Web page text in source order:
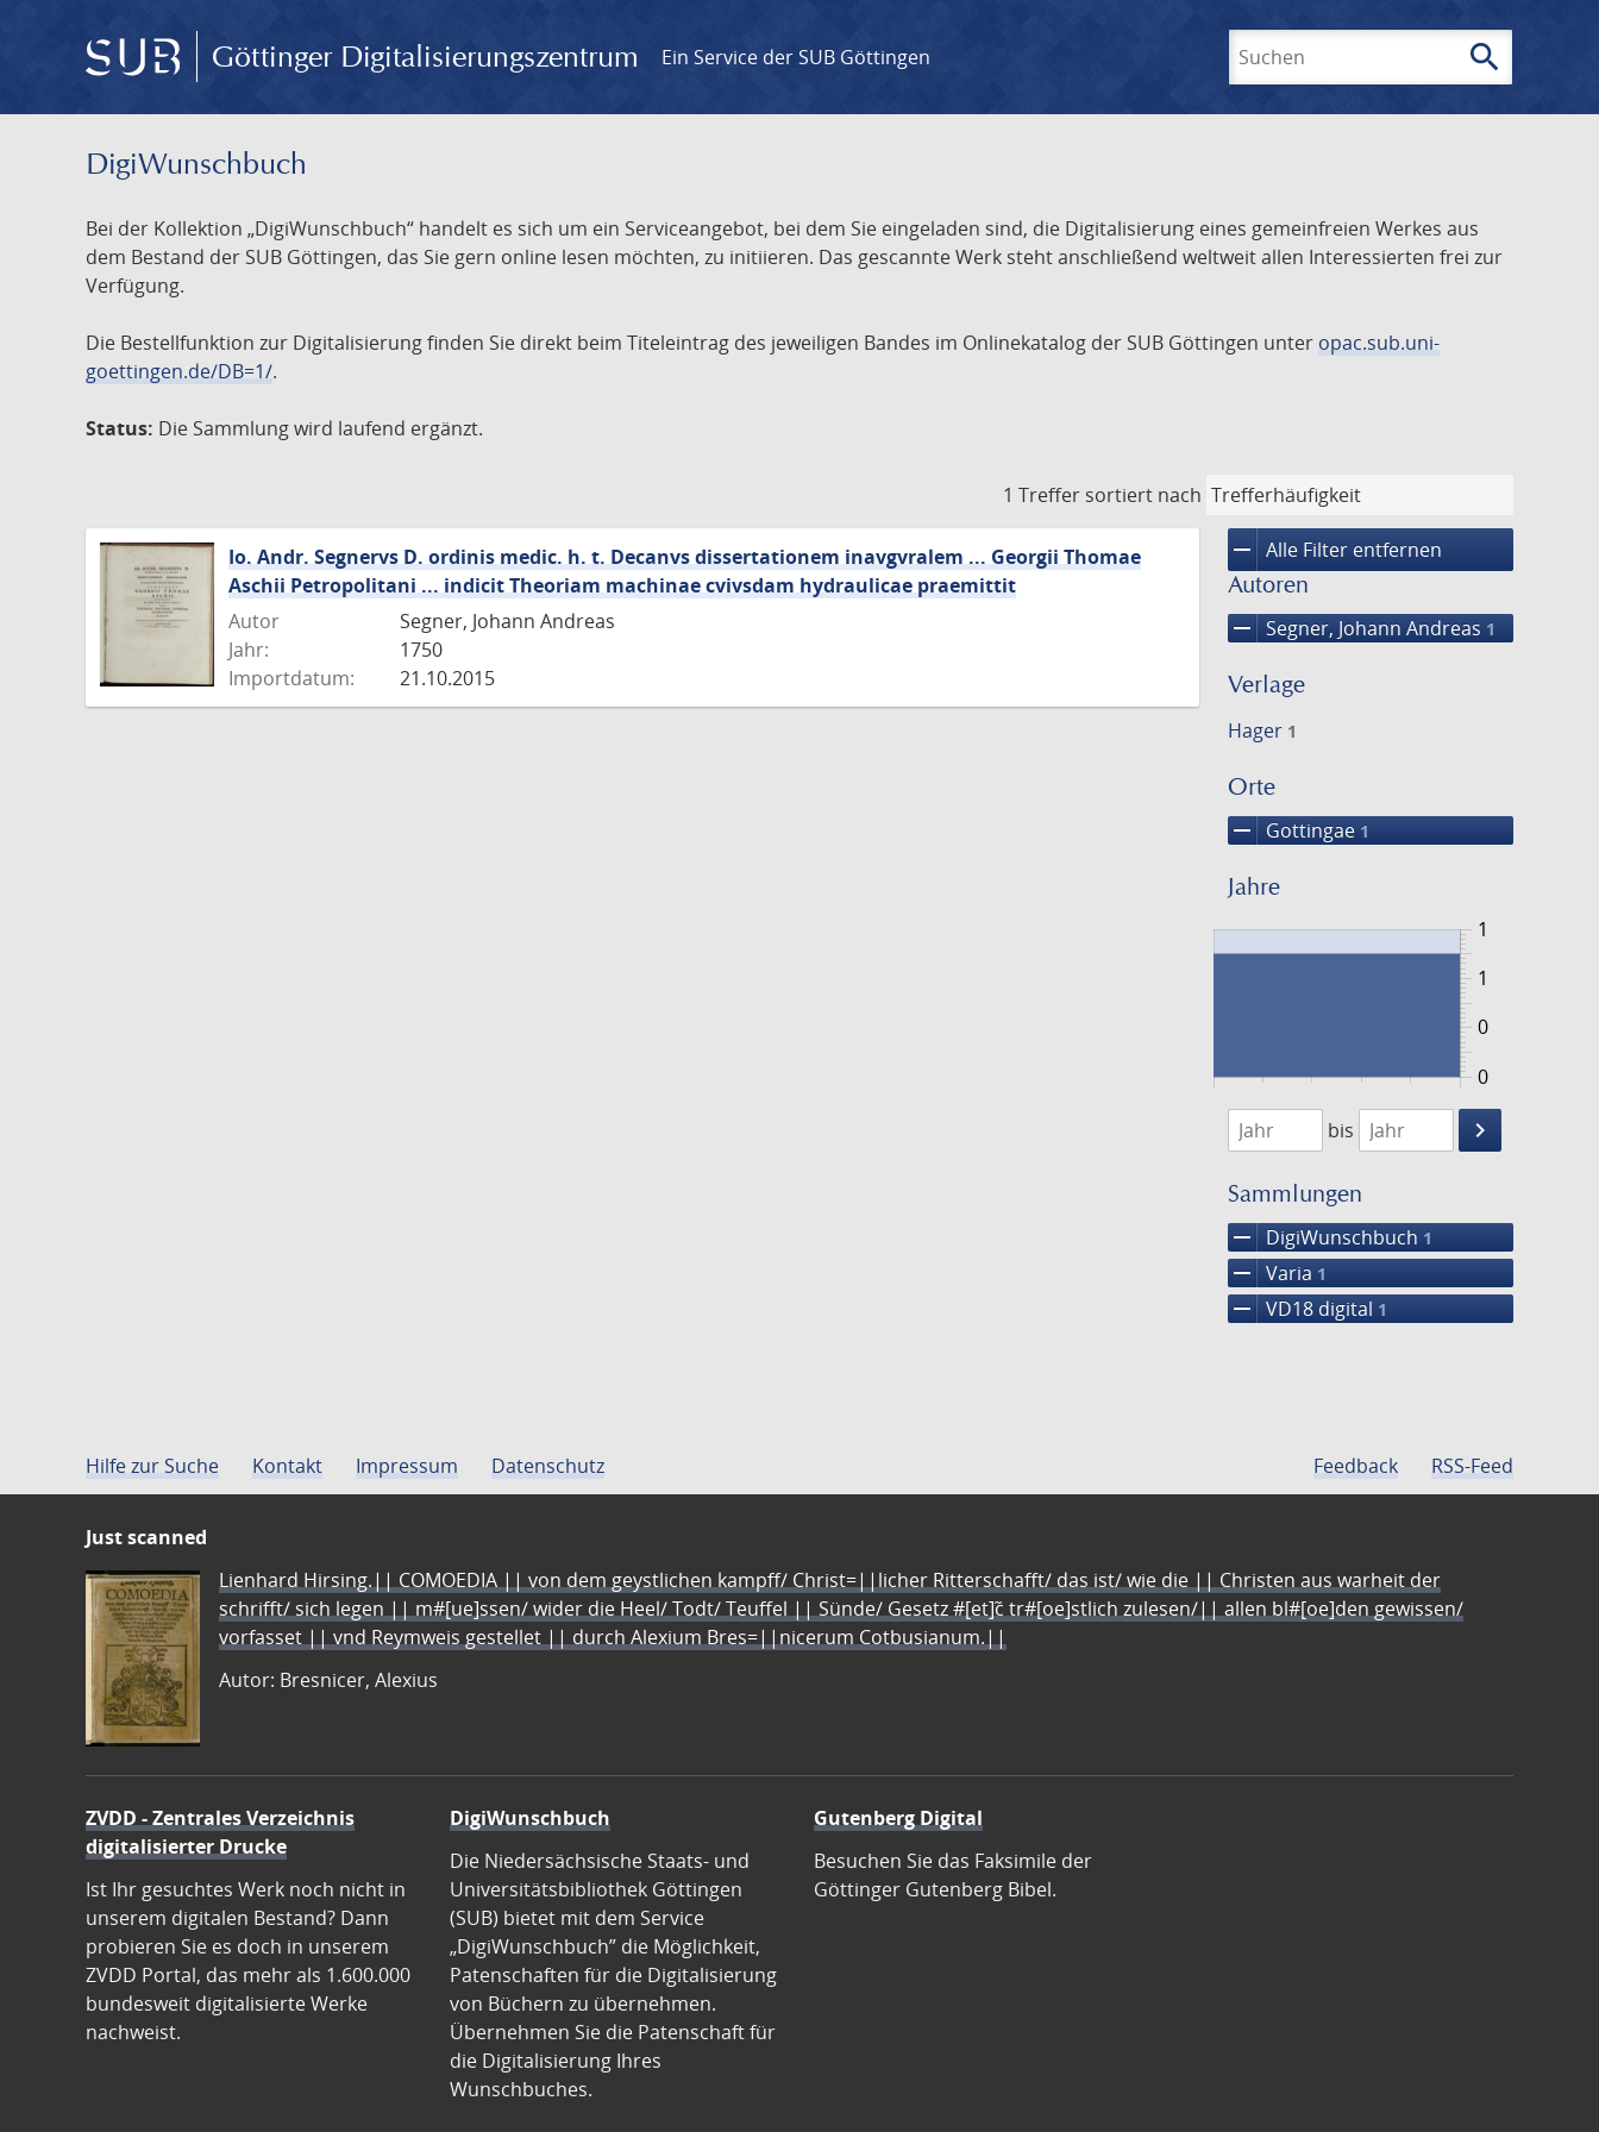
Göttinger Digitalisierungszentrum Ein Service der SUB Göttingen search
DigiWunschbuch
Bei der Kollektion „DigiWunschbuch“ handelt es sich um ein Serviceangebot, bei dem Sie eingeladen sind, die Digitalisierung eines gemeinfreien Werkes aus
dem Bestand der SUB Göttingen, das Sie gern online lesen möchten, zu initiieren. Das gescannte Werk steht anschließend weltweit allen Interessierten frei zur
Verfügung.
Die Bestellfunktion zur Digitalisierung finden Sie direkt beim Titeleintrag des jeweiligen Bandes im Onlinekatalog der SUB Göttingen unter opac.sub.uni-
goettingen.de/DB=1/.
Status: Die Sammlung wird laufend ergänzt.
1 Treffer sortiert nach
remove Alle Filter entfernen
Autoren
remove Segner, Johann Andreas 1
Verlage
Hager 1
Orte
remove Gottingae 1
Jahre
0
1
0
1
1750
1751
bis
keyboard_arrow_right
Suche
Sammlungen
remove DigiWunschbuch 1
remove Varia 1
remove VD18 digital 1
Io. Andr. Segnervs D. ordinis medic. h. t. Decanvs dissertationem inavgvralem ... Georgii Thomae
Aschii Petropolitani ... indicit Theoriam machinae cvivsdam hydraulicae praemittit
Autor
Segner, Johann Andreas
Jahr:
1750
Importdatum:
21.10.2015
Hilfe zur Suche Kontakt Impressum Datenschutz Feedback RSS-Feed
Just scanned
Lienhard Hirsing.|| COMOEDIA || von dem geystlichen kampff/ Christ=||licher Ritterschafft/ das ist/ wie die || Christen aus warheit der
schrifft/ sich legen || m#[ue]ssen/ wider die Heel/ Todt/ Teuffel || Sünde/ Gesetz #[et]c̃ tr#[oe]stlich zulesen/|| allen bl#[oe]den gewissen/
vorfasset || vnd Reymweis gestellet || durch Alexium Bres=||nicerum Cotbusianum.||
Autor: Bresnicer, Alexius
ZVDD - Zentrales Verzeichnis
digitalisierter Drucke
Ist Ihr gesuchtes Werk noch nicht in
unserem digitalen Bestand? Dann
probieren Sie es doch in unserem
ZVDD Portal, das mehr als 1.600.000
bundesweit digitalisierte Werke
nachweist.
DigiWunschbuch
Die Niedersächsische Staats- und
Universitätsbibliothek Göttingen
(SUB) bietet mit dem Service
„DigiWunschbuch” die Möglichkeit,
Patenschaften für die Digitalisierung
von Büchern zu übernehmen.
Übernehmen Sie die Patenschaft für
die Digitalisierung Ihres
Wunschbuches.
Gutenberg Digital
Besuchen Sie das Faksimile der
Göttinger Gutenberg Bibel.